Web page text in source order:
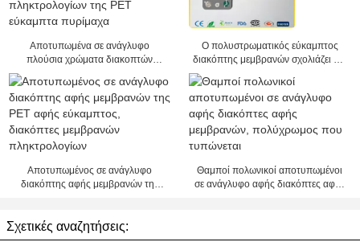
Αποτυπωμένα σε ανάγλυφο
πλούσια χρώματα διακοπτών
πληκτρολογίων της PET εύκαμπτα
πυρίμαχα
Ο πολυστρωματικός εύκαμπτος
διακόπτης μεμβρανών σχολιάζει για
την ιατρική μηχανή, 25mA - 100mA
Αποτυπωμένος σε ανάγλυφο
διακόπτης αφής μεμβρανών της
Θαμποί πολωνικοί αποτυπωμένοι
σε ανάγλυφο αφής διακόπτες αφής
Σχετικές αναζητήσεις: